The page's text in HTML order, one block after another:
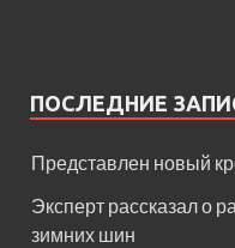
ПОСЛЕДНИЕ
Представлен новый
Эксперт рассказал о
зимних шин